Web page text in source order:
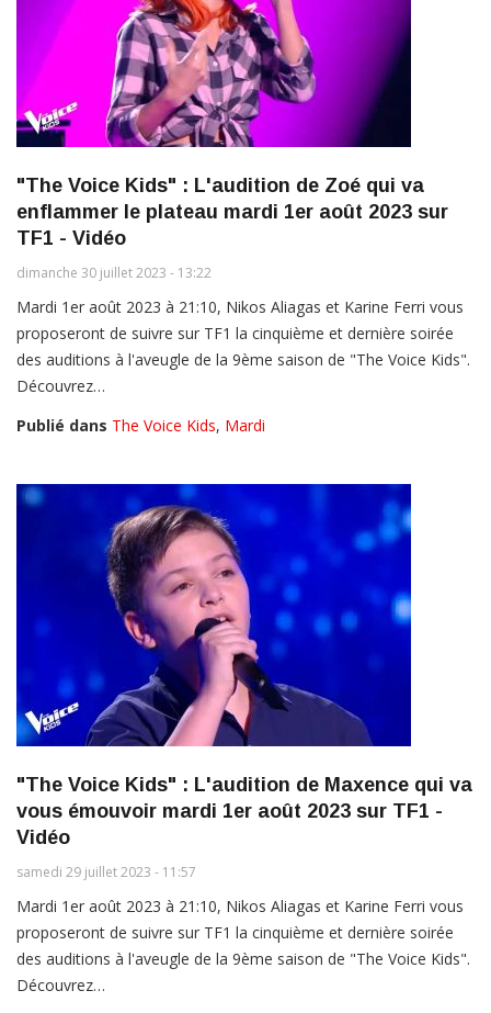
"The Voice Kids" : L'audition de Zoé qui va
enflammer le plateau mardi 1er août 2023 sur
TF1 - Vidéo
dimanche 30 juillet 2023 - 13:22
Mardi 1er août 2023 à 21:10, Nikos Aliagas et Karine Ferri vous
proposeront de suivre sur TF1 la cinquième et dernière soirée
des auditions à l'aveugle de la 9ème saison de "The Voice Kids".
Découvrez…
Publié dans The Voice Kids, Mardi
"The Voice Kids" : L'audition de Maxence qui va
vous émouvoir mardi 1er août 2023 sur TF1 -
Vidéo
samedi 29 juillet 2023 - 11:57
Mardi 1er août 2023 à 21:10, Nikos Aliagas et Karine Ferri vous
proposeront de suivre sur TF1 la cinquième et dernière soirée
des auditions à l'aveugle de la 9ème saison de "The Voice Kids".
Découvrez…